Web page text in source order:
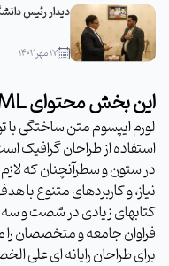
دیدار رئیس
۱۷ مهر ۱۴۰۲
این بخش محتوای HTML است.
لورم ایپسوم متن ساختگی با
استفاده از طراحان گرافیک
در ستون و سطرآنچنان که
نیاز، و کاربردهای متنوع با
کتابهای زیادی در شصت و
فراوان جامعه و متخصصان را
برای طراحان رایانه ای علی